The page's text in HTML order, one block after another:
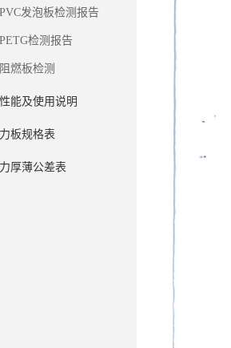
PVC发泡板检测报告
PETG检测报告
阻燃板检测
能及使用说明
板规格表
厚薄公差表